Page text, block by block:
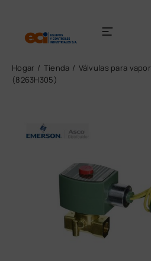
Hogar Tienda Válvulas para vapor
(8263H305)